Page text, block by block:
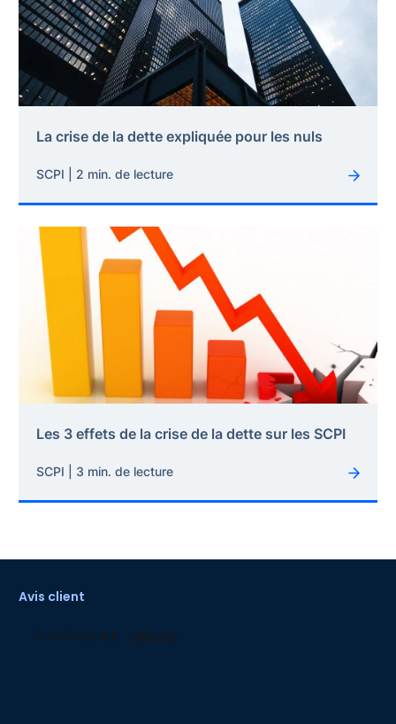
La crise de la dette expliquée pour les nuls
SCPI | 2 min. de lecture
Les 3 effets de la crise de la dette sur les SCPI
SCPI | 3 min. de lecture
Avis client